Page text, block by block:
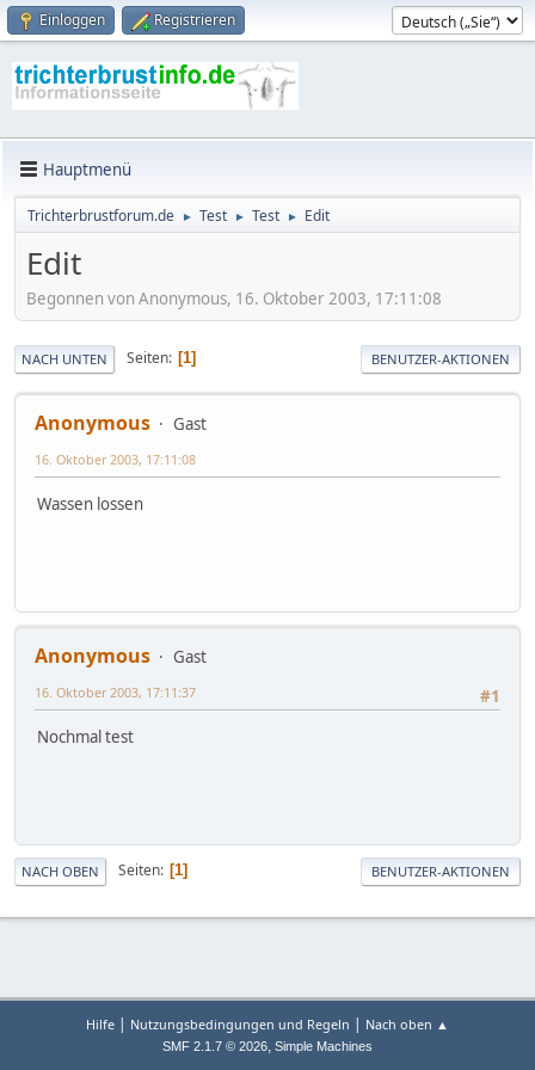
Einloggen Registrieren
Hauptmenü
Trichterbrustforum.de ► Test ► Test ► Edit
Edit
Begonnen von Anonymous, 16. Oktober 2003, 17:11:08
NACH UNTEN Seiten 1 BENUTZER-AKTIONEN
Anonymous Gast
16. Oktober 2003, 17:11:08
Wassen lossen
Anonymous
Gast
#1
16. Oktober 2003, 17:11:37
Nochmal test
NACH OBEN Seiten 1 BENUTZER-AKTIONEN
Hilfe | Nutzungsbedingungen und Regeln | Nach oben ▲
SMF 2.1.7 © 2026, Simple Machines